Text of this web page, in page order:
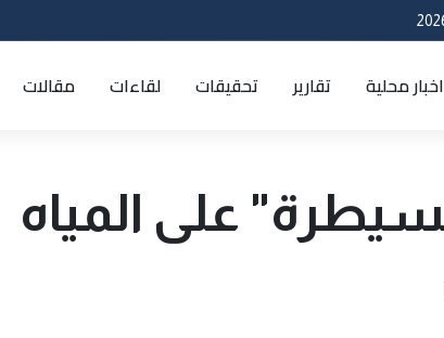
اخبار محلية تقارير تحقيقات لقاءات مقالات
على المياه